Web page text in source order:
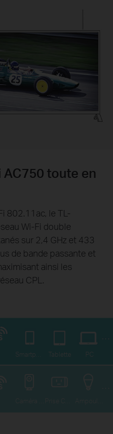
toute en
802.11ac, le TL-
Wi-Fi double
sur 2,4 GHz et 433
de bande passante et
ainsi les
CPL.
Tablette PC